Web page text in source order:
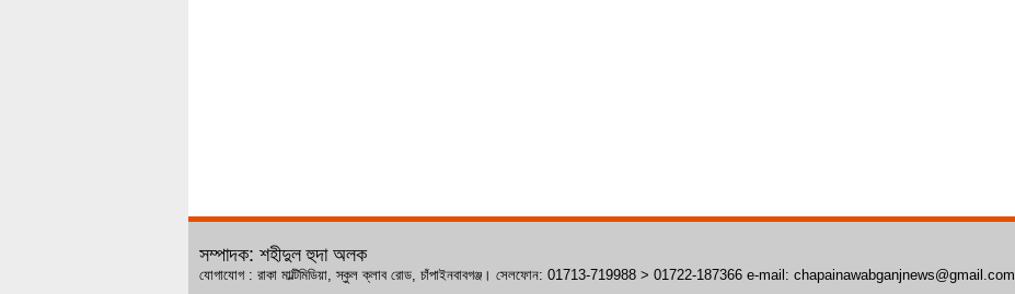
সম্পাদক: শহীদুল হুদা অলক
যোগাযোগ : রাকা মাল্টিমিডিয়া, স্কুল ক্লাব রোড, চাঁপাইনবাবগঞ্জ। সেলফোন: 01713-719988 > 01722-187366 e-mail: chapainawabganjnews@gmail.com